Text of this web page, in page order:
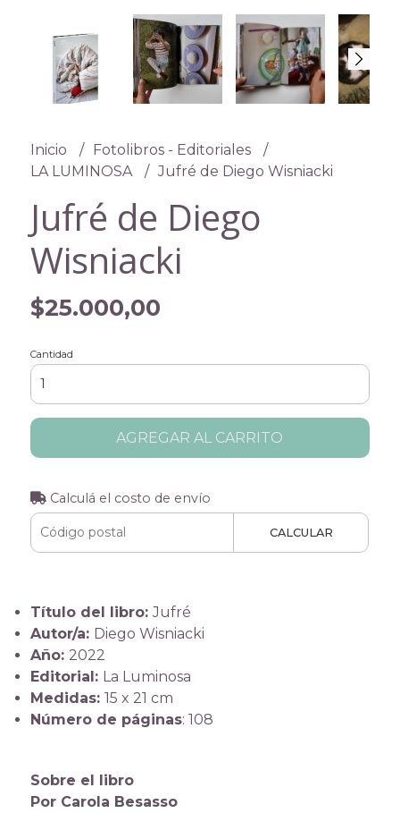
Inicio
Fotolibros - Editoriales
LA LUMINOSA
Jufré de Diego Wisniacki
Jufré de Diego
Wisniacki
$25.000,00
Cantidad
AGREGAR AL CARRITO
Calculá el costo de envío
CALCULAR
Título del libro:Jufré
Autor/a: Diego Wisniacki
Año: 2022
Editorial: La Luminosa
Medidas: 15 x 21 cm
Número de páginas: 108
Sobre el libro
Por Carola Besasso